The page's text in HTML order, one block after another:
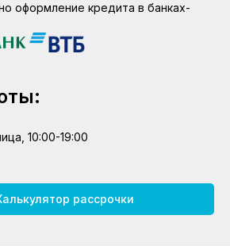
оформление кредита в банках-
10:00-19:00
рассрочки